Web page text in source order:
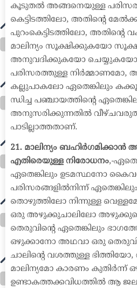
കൂടുതൽ അങ്ങനെയുള്ള
കെട്ടിടത്തിലോ, അതിന്റെ
പുറംകെട്ടിടത്തിലോ,
മാലിന്യം സൂക്ഷിക്കുകയോ
അനുവദിക്കുകയോ ചെയ്യുകയോ
പരിസരത്തുള്ള നിർമ്മാണമോ,
കല്ലുപാകലോ ഏതെങ്കിലും
ന്ധിച്ച പഞ്ചായത്തിന്റെ
അനുസരിക്കുന്നതിൽ
പാടില്ലാത്തതാണ്.
21. മാലിന്യം ബഹിർഗമിക്കാൻ
എതിരെയുള്ള നിരോധനം,-
ഏതെങ്കിലും ഉടമസ്ഥനോ
പരിസരങ്ങളിൽനിന്ന്
തൊഴുത്തിലോ നിന്നുള്ള വെള്ളമോ
ഒരു അഴുക്കുചാലിലോ
തെരുവിന്റെ ഏതെങ്കിലും
ഒഴുക്കാനോ അഥവാ ഒരു
ചാലിന്റെ വശത്തുള്ള
മാലിന്യമോ കാരണം കുതിർന്ന്
ഉണ്ടാകത്തക്കവിധത്തിൽ ആ